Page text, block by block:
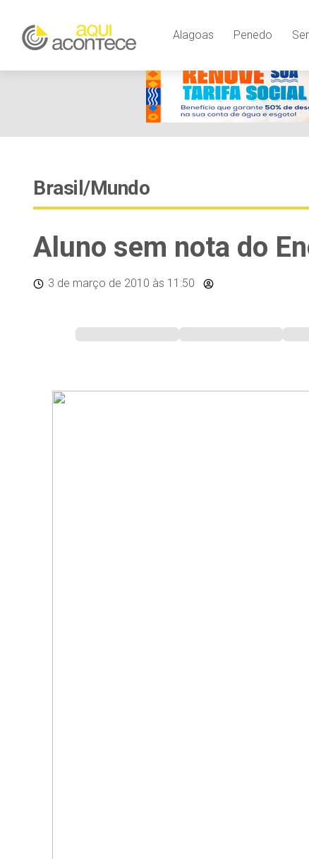
Alagoas Penedo
Brasil/Mundo
Aluno sem nota do
3 de março de 2010 às 11:50